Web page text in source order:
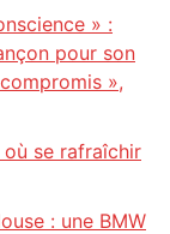
» :
pour son
»,
se rafraîchir
: une BMW